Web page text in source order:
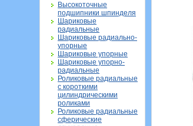
Высокоточные
подшипники шпинделя
Шариковые
радиальные
Шариковые радиально-
упорные
Шариковые упорные
Шариковые упорно-
радиальные
Роликовые радиальные
с короткими
цилиндрическими
роликами
Роликовые радиальные
сферические